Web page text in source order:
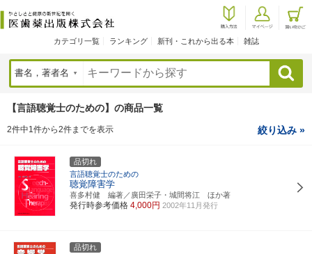
カテゴリ一覧 ランキング 新刊・これから出る本 雑誌
検索
【言語聴覚士のための】の商品一覧
2件中1件から2件までを表示 絞り込み »
品切れ
言語聴覚士のための
聴覚障害学
喜多村健 編著／廣田栄子・城間将江 ほか著
発行時参考価格 4,000円 2002年11月発行
品切れ